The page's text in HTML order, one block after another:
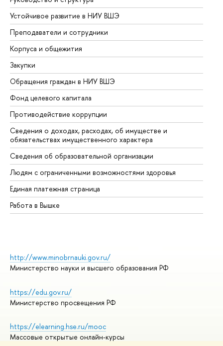
Устойчивое развитие в НИУ ВШЭ
Преподаватели и сотрудники
Корпуса и общежития
Закупки
Обращения граждан в НИУ ВШЭ
Фонд целевого капитала
Противодействие коррупции
Сведения о доходах, расходах, об имуществе и
обязательствах имущественного характера
Сведения об образовательной организации
Людям с ограниченными возможностями здоровья
Единая платежная страница
Работа в Вышке
http://www.minobrnauki.gov.ru/
Министерство науки и высшего образования РФ
https://edu.gov.ru/
Министерство просвещения РФ
https://elearning.hse.ru/mooc
Массовые открытые онлайн-курсы